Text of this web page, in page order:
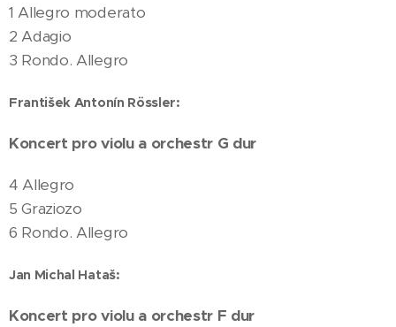
1 Allegro moderato
2 Adagio
3 Rondo. Allegro
František Antonín Rössler:
Koncert pro violu a orchestr G dur
4 Allegro
5 Graziozo
6 Rondo. Allegro
Jan Michal Hataš:
Koncert pro violu a orchestr F dur